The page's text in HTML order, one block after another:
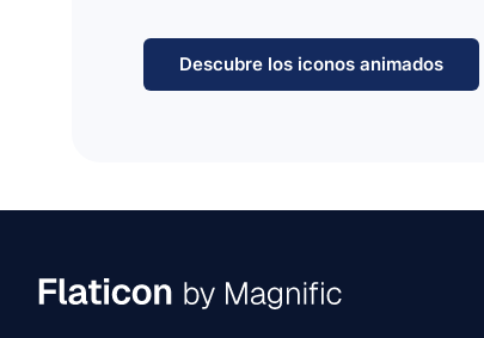
Descubre los iconos animados